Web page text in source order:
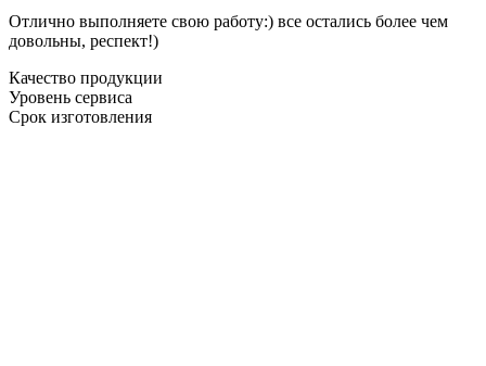
Отлично выполняете свою работу:) все остались более чем
довольны, респект!)
Качество продукции
Уровень сервиса
Срок изготовления